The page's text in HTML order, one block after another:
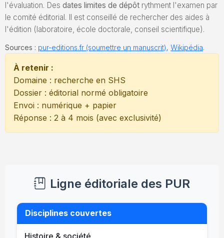
l'évaluation. Des dates limites de dépôt rythment l'examen par
le comité éditorial. Il est conseillé de rechercher des aides à
l'édition (laboratoire, école doctorale, conseil scientifique).
Sources : pur-editions.fr (soumettre un manuscrit), Wikipédia.
À retenir :
Domaine : recherche en SHS
Dossier : éditorial normé obligatoire
Envoi : numérique + papier
Réponse : 2 à 4 mois (avec exclusivité)
Ligne éditoriale des PUR
Disciplines couvertes
Histoire & société